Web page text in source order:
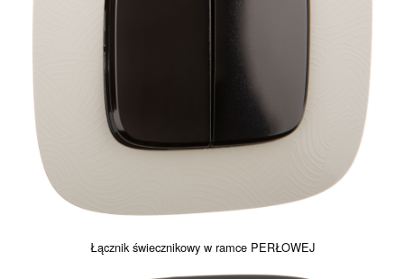
Łącznik świecznikowy w ramce PERŁOWEJ